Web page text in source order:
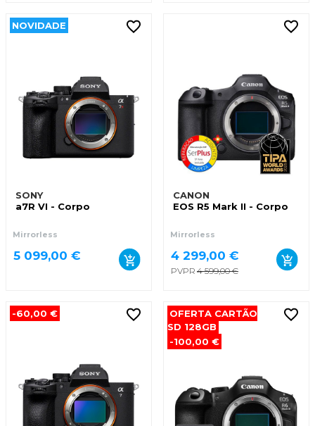
NOVIDADE
SONY
a7R VI - Corpo
Mirrorless
5 099,00 €
CANON
EOS R5 Mark II - Corpo
Mirrorless
4 299,00 €
PVPR 4 599,00 €
-60,00 €
OFERTA CARTÃO
SD 128GB
-100,00 €